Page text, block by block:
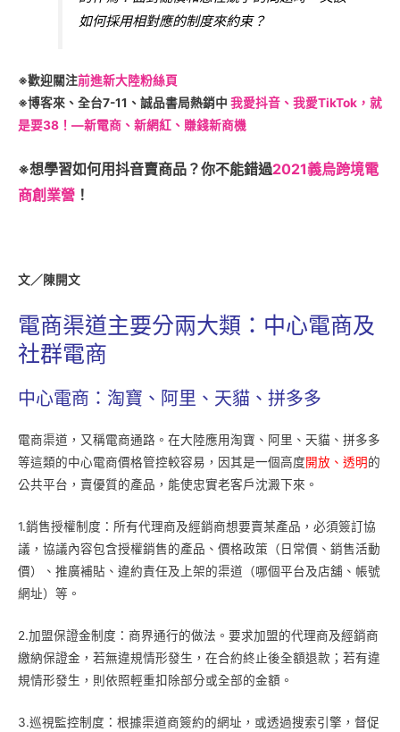
如何採用相對應的制度來約束？
※歡迎關注前進新大陸粉絲頁
※博客來、全台7-11、誠品書局熱銷中 我愛抖音、我愛TikTok，就
是要38！—新電商、新網紅、賺錢新商機
※想學習如何用抖音賣商品？你不能錯過2021義烏跨境電
商創業營 ！
文／陳開文
電商渠道主要分兩大類：中心電商及
社群電商
中心電商：淘寶、阿里、天貓、拼多多
電商渠道，又稱電商通路。在大陸應用淘寶、阿里、天貓、拼多多
等這類的中心電商價格管控較容易，因其是一個高度開放、透明的
公共平台，賣優質的產品，能使忠實老客戶沈澱下來。
1.銷售授權制度：所有代理商及經銷商想要賣某產品，必須簽訂協
議，協議內容包含授權銷售的產品、價格政策（日常價、銷售活動
價）、推廣補貼、違約責任及上架的渠道（哪個平台及店舖、帳號
網址）等。
2.加盟保證金制度：商界通行的做法。要求加盟的代理商及經銷商
繳納保證金，若無違規情形發生，在合約終止後全額退款；若有違
規情形發生，則依照輕重扣除部分或全部的金額。
3.巡視監控制度：根據渠道商簽約的網址，或透過搜索引擎，督促